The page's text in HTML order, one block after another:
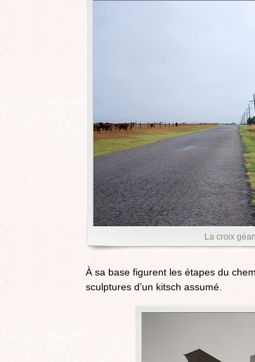
La croix
À sa base figurent les étapes du
sculptures d’un kitsch assumé.